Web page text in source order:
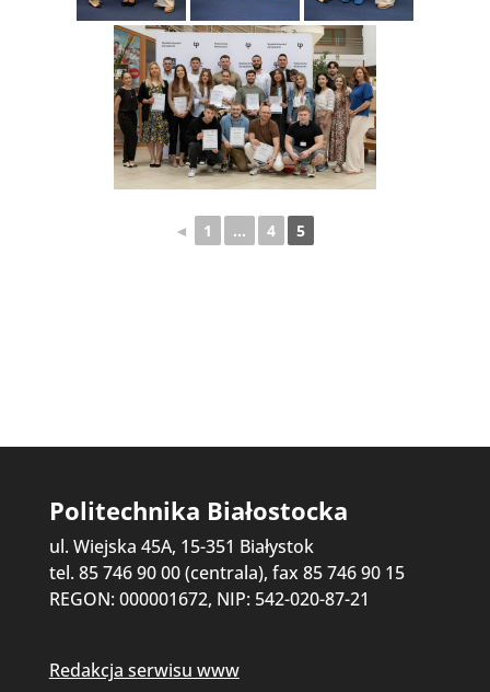
◄ 1 ... 4 5
Politechnika Białostocka
ul. Wiejska 45A, 15-351 Białystok
tel. 85 746 90 00 (centrala), fax 85 746 90 15
REGON: 000001672, NIP: 542-020-87-21
Redakcja serwisu www